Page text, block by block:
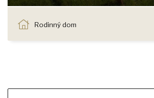
Rodinný dom